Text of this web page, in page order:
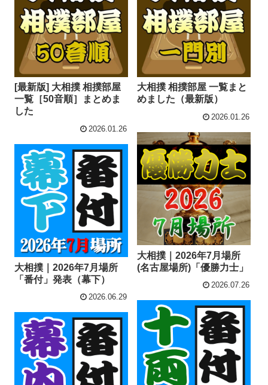
[最新版] 大相撲 相撲部屋
一覧［50音順］まとめま
した
2026.01.26
大相撲 相撲部屋 一覧まと
めました（最新版）
2026.01.26
大相撲｜2026年7月場所
(名古屋場所)「優勝力士」
2026.07.26
大相撲｜2026年7月場所
「番付」発表（幕下）
2026.06.29